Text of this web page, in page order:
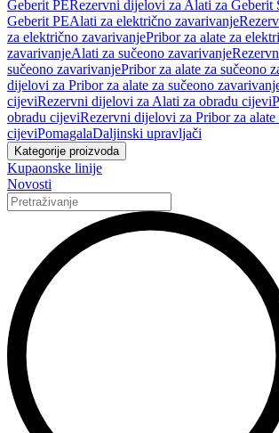
Geberit PERezervni dijelovi za Alati za Geberit
Geberit PEAlati za električno zavarivanje
za električno zavarivanjePribor za alate za
zavarivanjeAlati za sučeono zavarivanje
sučeono zavarivanjePribor za alate za sučeono
dijelovi za Pribor za alate za sučeono
cijeviRezervni dijelovi za Alati za obradu cijevi
obradu cijeviRezervni dijelovi za Pribor za alate
cijeviPomagalaDaljinski upravljači
Kategorije proizvoda
Kupaonske linije
Novosti